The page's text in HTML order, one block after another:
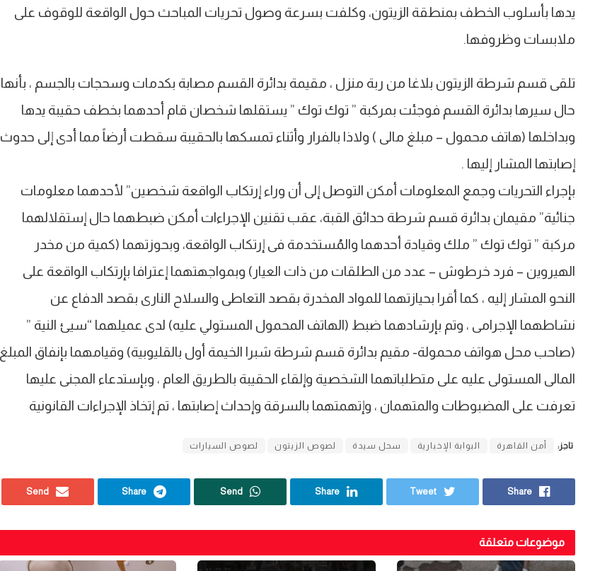
يدها بأسلوب الخطف بمنطقة الزيتون، وكلفت بسرعة وصول تحريات المباحث حول الواقعة للوقوف على
ملابسات وظروفها.
تلقى قسم شرطة الزيتون بلاغا من ربة منزل ، مقيمة بدائرة القسم مصابة بكدمات وسحجات بالجسم ، بأنها
حال سيرها بدائرة القسم فوجئت بمركبة ” توك توك ” يستقلها شخصان قام أحدهما بخطف حقيبة يدها
وبداخلها (هاتف محمول – مبلغ مالى ) ولاذا بالفرار وأثناء تمسكها بالحقيبة سقطت أرضاً مما أدى إلى حدوث
إصابتها المشار إليها .
بإجراء التحريات وجمع المعلومات أمكن التوصل إلى أن وراء إرتكاب الواقعة شخصين” لأحدهما معلومات
جنائية” مقيمان بدائرة قسم شرطة حدائق القبة، عقب تقنين الإجراءات أمكن ضبطهما حال إستقلالهما
مركبة ” توك توك ” ملك وقيادة أحدهما والمُستخدمة فى إرتكاب الواقعة، وبحوزتهما (كمية من مخدر
الهيروين – فرد خرطوش – عدد من الطلقات من ذات العيار) وبمواجهتهما إعترافا بإرتكاب الواقعة على
النحو المشار إليه ، كما أقرا بحيازتهما للمواد المخدرة بقصد التعاطى والسلاح النارى بقصد الدفاع عن
نشاطهما الإجرامى ، وتم بإرشادهما ضبط (الهاتف المحمول المستولي عليه) لدى عميلهما “سيئ النية ”
(صاحب محل هواتف محمولة- مقيم بدائرة قسم شرطة شبرا الخيمة أول بالقليوبية) وقيامهما بإنفاق المبلغ
المالى المستولى عليه على متطلباتهما الشخصية وإلقاء الحقيبة بالطريق العام ، وبإستدعاء المجنى عليها
تعرفت على المضبوطات والمتهمان ، وإتهمتهما بالسرقة وإحداث إصابتها ، تم إتخاذ الإجراءات القانونية
تاجز: أمن القاهرة البوابة الإخبارية سحل سيدة لصوص الزيتون لصوص السيارات
Share
Tweet
Share
Send
Share
Send
موضوعات متعلقة